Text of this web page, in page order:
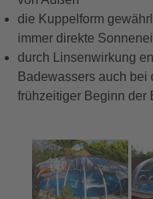
die Kuppelform
immer direkte
durch Linsenwirkung
Badewassers auch
frühzeitiger Beginn der